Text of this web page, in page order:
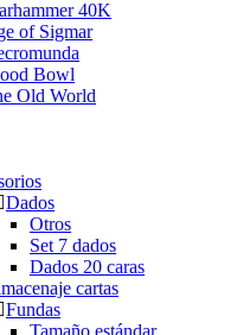
40K
of Sigmar
Bowl
Old World
Dados
Otros
Set 7 dados
Dados 20 caras
cartas
Fundas
Tamaño estándar